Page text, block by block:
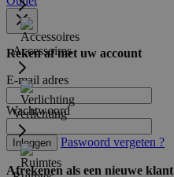
Accessoires
Verlichting
Reken af met uw account
E-mail adres
Wachtwoord
Inloggen Paswoord vergeten ?
Afrekenen als een nieuwe klant